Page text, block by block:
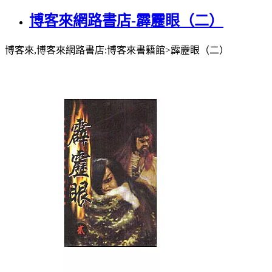
博客來網路書店-霹靂眼（二）
博客來,博客來網路書店:博客來書籍館>霹靂眼（二）